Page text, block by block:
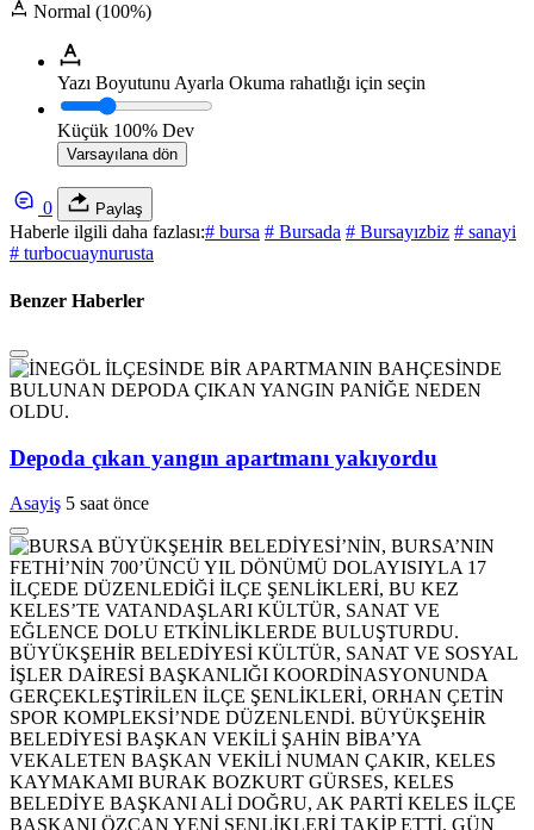
Normal (100%)
Yazı Boyutunu Ayarla Okuma rahatlığı için seçin
Küçük 100% Dev
Varsayılana dön
0 Paylaş
Haberle ilgili daha fazlası:# bursa # Bursada # Bursayızbiz # sanayi
# turbocuaynurusta
Benzer Haberler
Depoda çıkan yangın apartmanı yakıyordu
Asayiş 5 saat önce